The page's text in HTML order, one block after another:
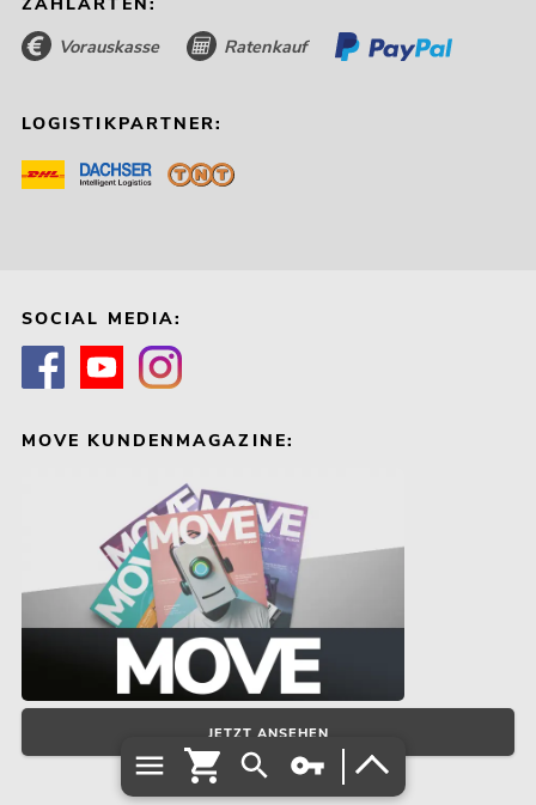
Vorauskasse Ratenkauf
LOGISTIKPARTNER:
SOCIAL MEDIA:
MOVE KUNDENMAGAZINE:
JETZT ANSEHEN